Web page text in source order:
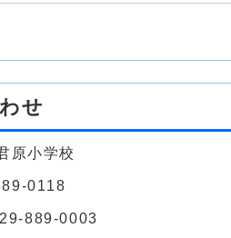
せ
原小学校
0118
889-0003